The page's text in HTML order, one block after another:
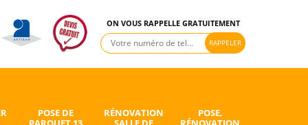
ON VOUS RAPPELLE GRATUITEMENT
POSE DE
RÉNOVATION
POSE,